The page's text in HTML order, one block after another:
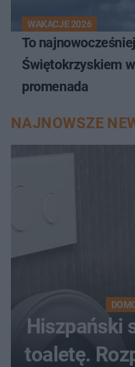
WAKACJE 2026
To
Świętokrzyskiem
promenada
NAJNOWSZE
Hiszpański
toaletę.